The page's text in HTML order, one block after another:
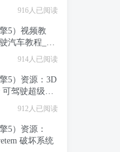
中创建第一人
英字幕
916人已阅读
5）视频教
汽车教程_中
914人已阅读
5）资源：3D
可驾驶超级跑
912人已阅读
5）资源：
破坏系统